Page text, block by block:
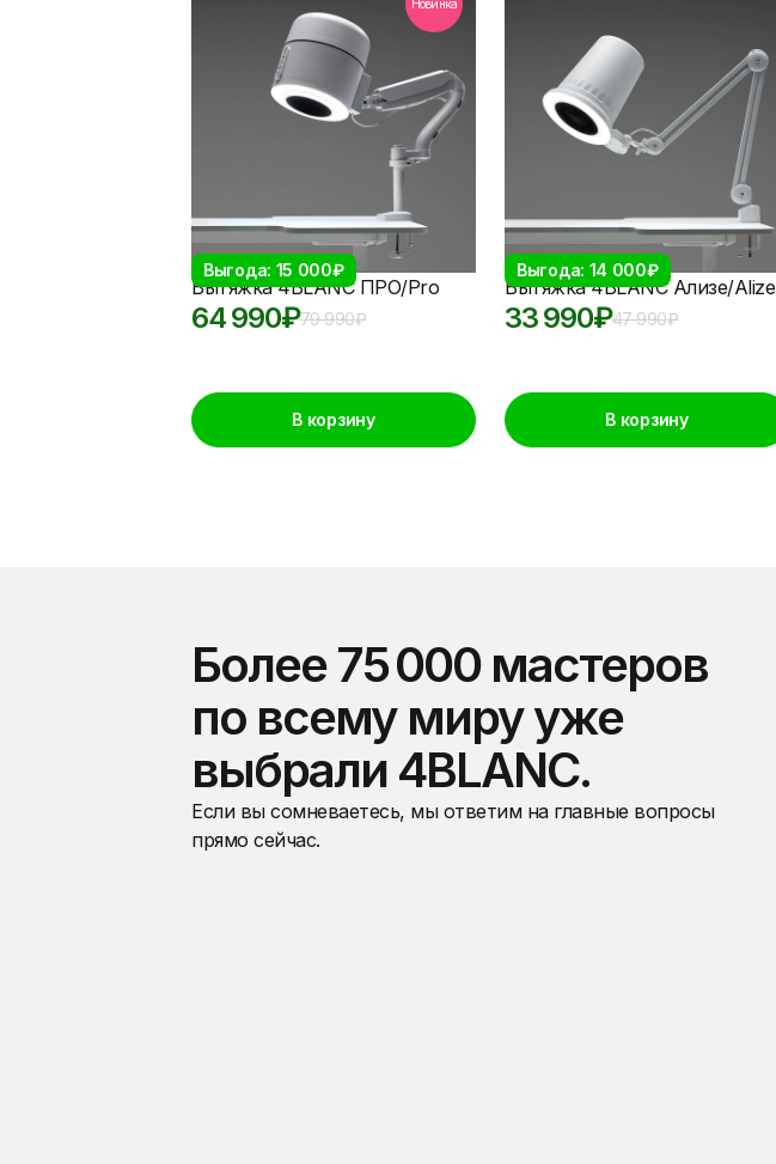
Новинка
Выгода: 15 000₽
Вытяжка 4BLANC ПРО/Pro
79 990₽
64 990₽
В корзину
Выгода: 14 000₽
Вытяжка 4BLANC Ализе/Alize
47 990₽
33 990₽
В корзину
Более 75 000 мастеров
по всему миру уже
выбрали 4BLANC.
Если вы сомневаетесь, мы ответим на главные вопросы
прямо сейчас.